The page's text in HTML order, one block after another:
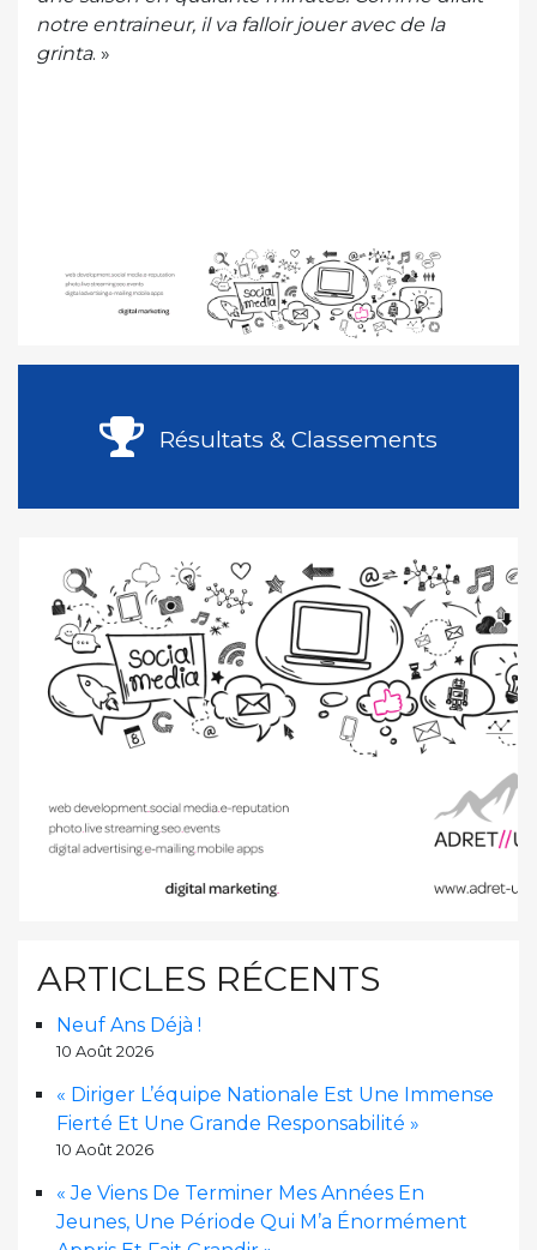
notre entraineur, il va falloir jouer avec de la
grinta. »
Résultats & Classements
ARTICLES RÉCENTS
Neuf Ans Déjà !
10 Août 2026
« Diriger L’équipe Nationale Est Une Immense
Fierté Et Une Grande Responsabilité »
10 Août 2026
« Je Viens De Terminer Mes Années En
Jeunes, Une Période Qui M’a Énormément